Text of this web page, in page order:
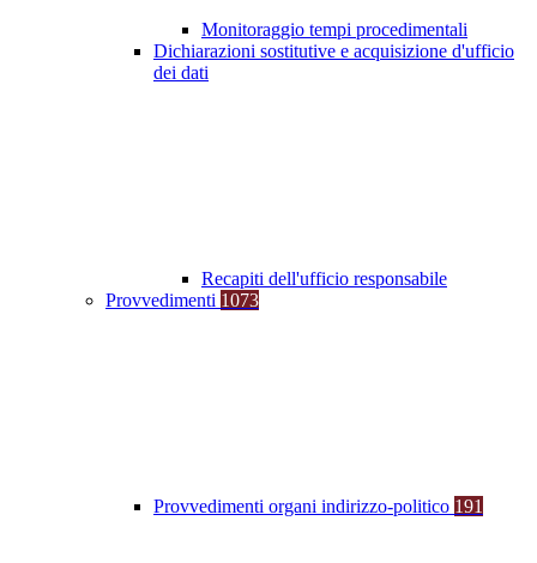
Monitoraggio tempi procedimentali
Dichiarazioni sostitutive e acquisizione d'ufficio
dei dati
Recapiti dell'ufficio responsabile
Provvedimenti 1073
Provvedimenti organi indirizzo-politico 191